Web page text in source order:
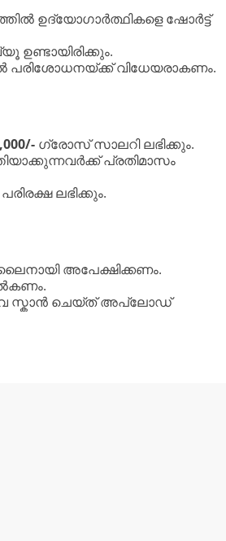
ഉദ്യോഗാർത്ഥികളെ ഷോർട്ട്
ഉണ്ടായിരിക്കും.
പരിശോധനയ്ക്ക് വിധേയരാകണം.
ഗ്രോസ് സാലറി ലഭിക്കും.
പ്രതിമാസം
ലഭിക്കും.
അപേക്ഷിക്കണം.
സ്കാൻ ചെയ്ത് അപ്‌ലോഡ്